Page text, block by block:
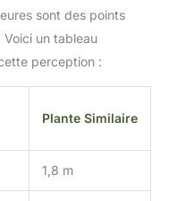
sont des points
un tableau
perception :
Plante Similaire
1,8 m